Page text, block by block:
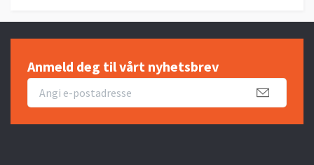
Anmeld deg til vårt nyhetsbrev